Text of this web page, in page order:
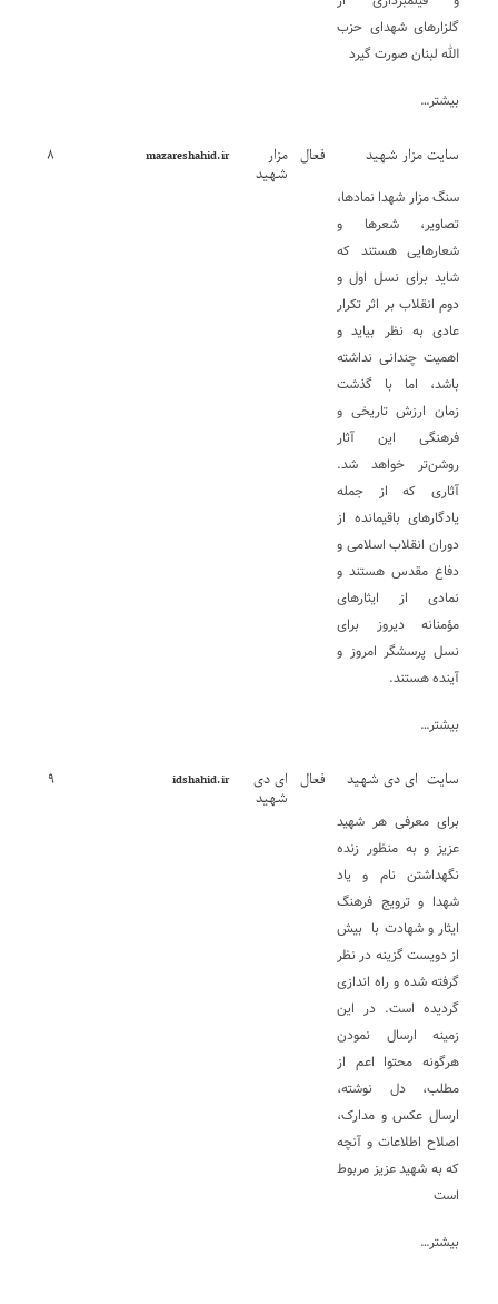
گلزارهای شهدای حزب
الله لبنان صورت گیرد
بیشتر…
سایت مزار شهید
سنگ مزار شهدا نمادها،
تصاویر، شعرها و
شعارهایی هستند که
شاید برای نسل اول و
دوم انقلاب بر اثر تکرار
عادی به نظر بیاید و
اهمیت چندانی نداشته
باشد، اما با گذشت
زمان ارزش تاریخی و
فرهنگی این آثار
روشن‌تر خواهد شد.
آثاری که از جمله
یادگار‌های باقیمانده از
دوران انقلاب اسلامی و
دفاع مقدس هستند و
نمادی از ایثارهای
مؤمنانه دیروز برای
نسل پرسشگر امروز و
آینده هستند.
بیشتر…
فعال مزار
شهید
mazareshahid.ir ۸
سایت ای دی شهید
برای معرفی هر شهید
عزیز و به منظور زنده
نگهداشتن نام و یاد
شهدا و ترویج فرهنگ
ایثار و شهادت با بیش
از دویست گزینه در نظر
گرفته شده و راه اندازی
گردیده است. در این
زمینه ارسال نمودن
هرگونه محتوا اعم از
مطلب، دل نوشته،
ارسال عکس و مدارک،
اصلاح اطلاعات و آنچه
که به شهید عزیز مربوط
است
بیشتر…
فعال ای دی
شهید
idshahid.ir ۹